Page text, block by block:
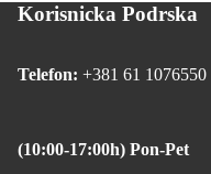
Korisnicka Podrska
Telefon: +381 61 1076550
(10:00-17:00h) Pon-Pet